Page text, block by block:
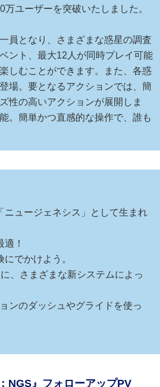
ユーザーを突破いたしました。
員となり、さまざまな惑星の調査
ント、最大12人が同時プレイ可能
しむことができます。また、各惑
場。要となるアクションでは、簡
性の高いアクションが展開しま
。簡単かつ直感的な操作で、誰も
ュージェネシス」として生まれ
！
でかけよう。
、さまざまな新システムによっ
ンのダッシュやグライドを使っ
NGS』フォローアップPV